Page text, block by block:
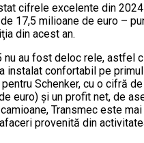
cifrele excelente din
17,5 milioane de euro –
din acest an.
au fost deloc rele, astfel
instalat confortabil pe
Schenker, cu o cifră
euro) şi un profit net, de
Transmec este
provenită din